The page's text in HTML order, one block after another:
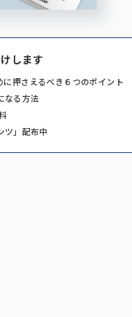
します
押さえるべき６つのポイント
なる方法
ツ」配布中